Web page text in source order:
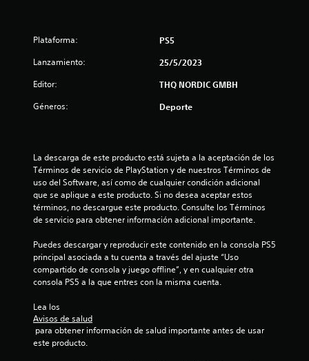
Plataforma: PS5
Lanzamiento: 25/5/2023
Editor: THQ NORDIC GMBH
Géneros: Deporte
La descarga de este producto está sujeta a la aceptación de los
Términos de servicio de PlayStation y de nuestros Términos de
uso del Software, así como de cualquier condición adicional
que se aplique a este producto. Si no desea aceptar estos
términos, no descargue este producto. Consulte los Términos
de servicio para obtener información adicional importante.
Puedes descargar y reproducir este contenido en la consola PS5
principal asociada a tu cuenta a través del ajuste “Uso
compartido de consola y juego offline”, y en cualquier otra
consola PS5 a la que entres con la misma cuenta.
Lea los
Avisos de salud
este producto.